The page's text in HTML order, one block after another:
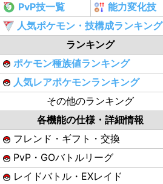
PvP技一覧
能力変化技
人気ポケモン・技構成ランキング
ランキング
ポケモン種族値ランキング
人気レアポケモンランキング
その他のランキング
各機能の仕様・詳細情報
フレンド・ギフト・交換
PvP・GOバトルリーグ
レイドバトル・EXレイド